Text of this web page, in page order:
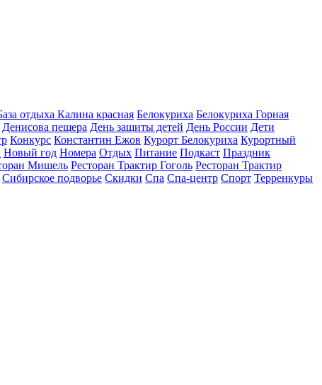
отдыха Калина красная Белокуриха Белокуриха Горная
Денисова пещера День защиты детей День России Дети
Конкурс Константин Ежов Курорт Белокуриха Курортный
Новый год Номера Отдых Питание Подкаст Праздник
Мишель Ресторан Трактир Гоголь Ресторан Трактир
Сибирское подворье Скидки Спа Спа-центр Спорт Терренкуры